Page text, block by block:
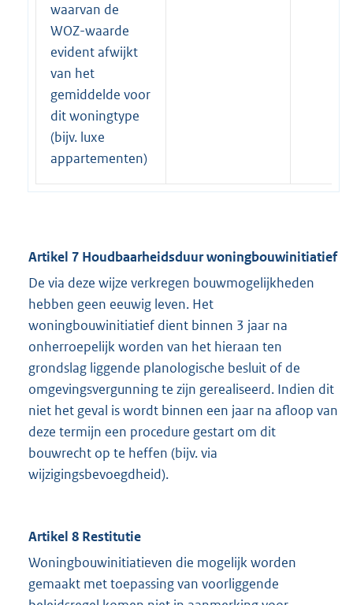
waarvan de
WOZ-waarde
evident afwijkt
van het
gemiddelde voor
dit woningtype
(bijv. luxe
appartementen)
Artikel 7 Houdbaarheidsduur woningbouwinitiatief
De via deze wijze verkregen bouwmogelijkheden
hebben geen eeuwig leven. Het
woningbouwinitiatief dient binnen 3 jaar na
onherroepelijk worden van het hieraan ten
grondslag liggende planologische besluit of de
omgevingsvergunning te zijn gerealiseerd. Indien dit
niet het geval is wordt binnen een jaar na afloop van
deze termijn een procedure gestart om dit
bouwrecht op te heffen (bijv. via
wijzigingsbevoegdheid).
Artikel 8 Restitutie
Woningbouwinitiatieven die mogelijk worden
gemaakt met toepassing van voorliggende